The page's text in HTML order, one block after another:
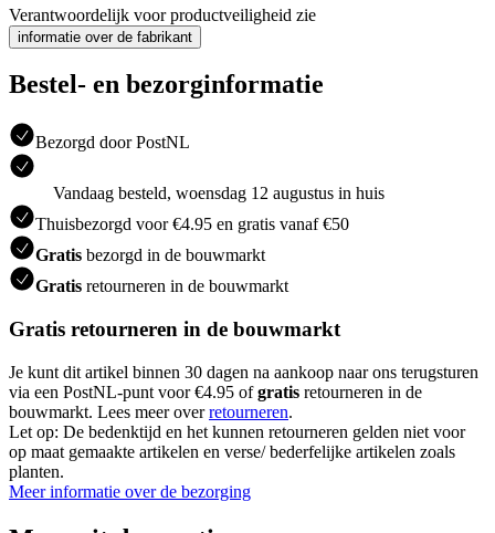
Verantwoordelijk voor productveiligheid zie
informatie over de fabrikant
Bestel- en bezorginformatie
Bezorgd door PostNL
Vandaag besteld, woensdag 12 augustus in huis
Thuisbezorgd voor €4.95 en gratis vanaf €50
Gratis bezorgd in de bouwmarkt
Gratis retourneren in de bouwmarkt
Gratis retourneren in de bouwmarkt
Je kunt dit artikel binnen 30 dagen na aankoop naar ons terugsturen
via een PostNL-punt voor €4.95 ofgratis retourneren in de
bouwmarkt. Lees meer overretourneren.
Let op: De bedenktijd en het kunnen retourneren gelden niet voor
op maat gemaakte artikelen en verse/ bederfelijke artikelen zoals
planten.
Meer informatie over de bezorging